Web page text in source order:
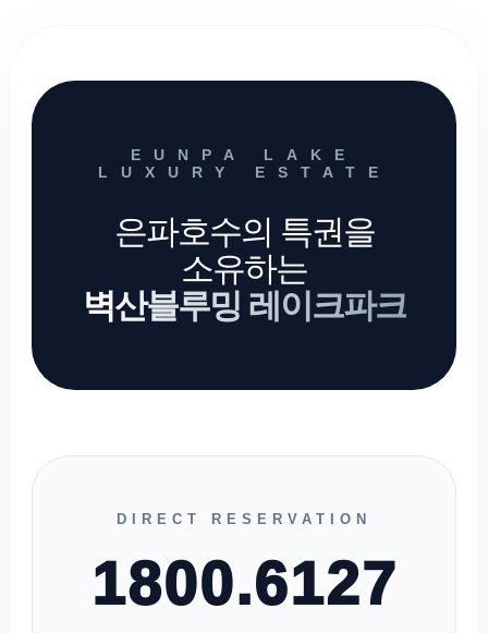
EUNPA LAKE
LUXURY ESTATE
은파호수의 특권을
소유하는
벽산블루밍 레이크파크
DIRECT RESERVATION
1800.6127